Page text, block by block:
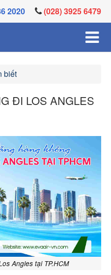
2020 (028) 3925 6479
biết
ĐI LOS ANGLES
Angles tại TP.HCM